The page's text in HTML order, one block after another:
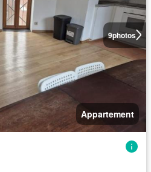
9photos
Appartement